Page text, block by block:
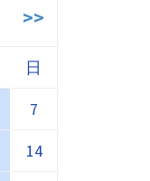
>>
日
7
14